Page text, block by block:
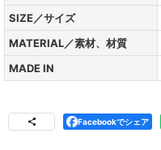
SIZE／サイズ
MATERIAL／素材、材質
MADE IN
Facebookでシェア